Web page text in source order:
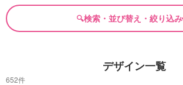
検索・並び替え・絞り込み
デザイン一覧
652件